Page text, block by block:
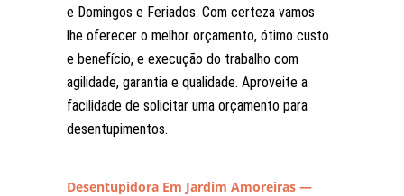
e Domingos e Feriados. Com certeza vamos
lhe oferecer o melhor orçamento, ótimo custo
e benefício, e execução do trabalho com
agilidade, garantia e qualidade. Aproveite a
facilidade de solicitar uma orçamento para
desentupimentos.
Desentupidora Em Jardim Amoreiras —